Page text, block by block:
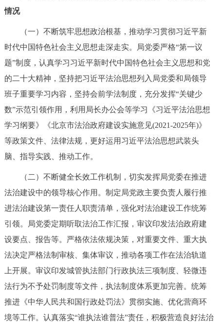
情况
（一）不断筑牢思想政治根基，推动学习贯彻习近平新
时代中国特色社会主义思想走深走实。局党委严格“第一议
题”制度，认真学习习近平新时代中国特色社会主义思想和党
的二十大精神，坚持把习近平法治思想列入局党委和局领导
班子重要学习内容，坚持会前学法制度，充分发挥“关键少
数”示范引领作用，利用局长办公会等学习《习近平法治思想
学习纲要》《北京市法治政府建设实施意见(2021-2025年)》
等政策文件、法律法规，更好运用习近平法治思想武装头
脑、指导实践、推动工作。
（二）不断健全长效工作机制，切实发挥局党委在推进
法治建设中的领导核心作用。制定局党政主要负责人履行推
进法治建设第一责任人职责清单，强化对法治建设工作统筹
引领。局党委定期听取法治工作汇报，审议印发法治政府建
设要点、报告等。严格依法依规决策，对重要文件、重大执
法决定严格法制审核、集体审议，推动各项工作在法治轨道
上开展。审议印发城管执法部门行政执法三项制度、轻微违
法行为不予处罚制度等文件，执法制度体系更加完善。统筹
推进《中华人民共和国行政处罚法》贯彻实施、优化营商环
境等工作。认真落实“谁执法谁普法”责任，积极营造良好法治